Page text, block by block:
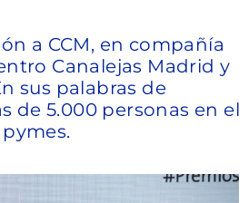
a CCM, en compañía
Canalejas Madrid y
sus palabras de
de 5.000 personas en el